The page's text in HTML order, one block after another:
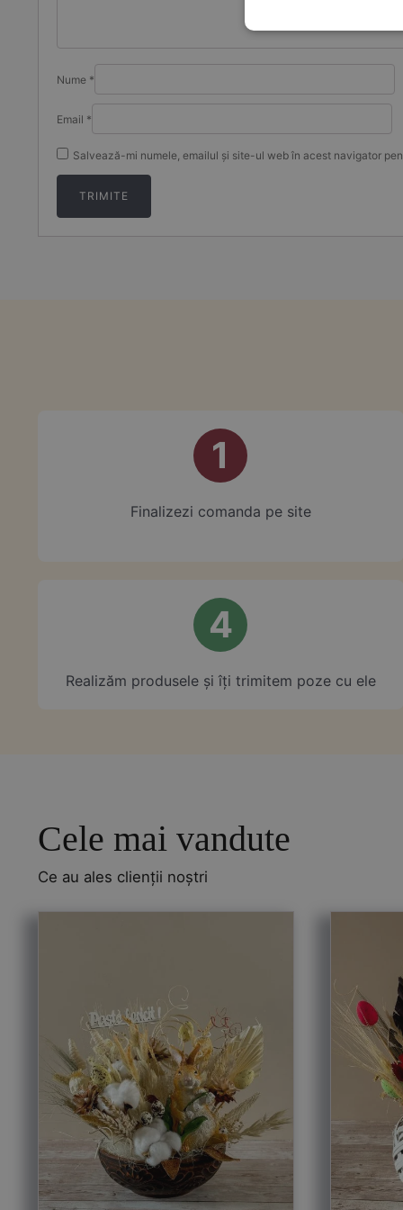
Nume *
Email *
Salvează-mi numele, emailul și site-ul web în acest navigator
1
Finalizezi comanda pe site
4
Realizăm produsele și îți trimitem poze cu ele
Cele mai vandute
Ce au ales clienții noștri